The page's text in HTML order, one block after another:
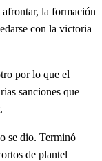
afrontar, la formación
con la victoria
por lo que el
sanciones que
se dio. Terminó
de plantel